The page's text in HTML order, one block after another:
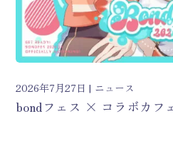
2026年7月27日 ニュース
bondフェス × コラボカフ